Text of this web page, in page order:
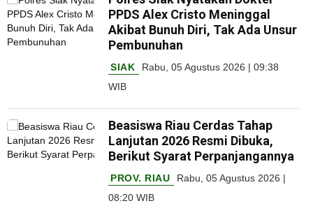
PPDS Alex Cristo Meninggal
Akibat Bunuh Diri, Tak Ada Unsur
Pembunuhan
SIAK
Rabu, 05 Agustus 2026 | 09:38
WIB
Beasiswa Riau Cerdas Tahap
Lanjutan 2026 Resmi Dibuka,
Berikut Syarat Perpanjangannya
PROV. RIAU
Rabu, 05 Agustus 2026 |
08:20 WIB